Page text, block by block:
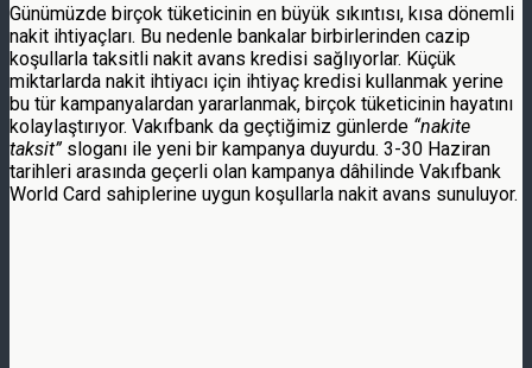
Günümüzde birçok tüketicinin en büyük sıkıntısı, kısa dönemli
nakit ihtiyaçları. Bu nedenle bankalar birbirlerinden cazip
koşullarla taksitli nakit avans kredisi sağlıyorlar. Küçük
miktarlarda nakit ihtiyacı için ihtiyaç kredisi kullanmak yerine
bu tür kampanyalardan yararlanmak, birçok tüketicinin hayatını
kolaylaştırıyor. Vakıfbank da geçtiğimiz günlerde “nakite
taksit” sloganı ile yeni bir kampanya duyurdu. 3-30 Haziran
tarihleri arasında geçerli olan kampanya dâhilinde Vakıfbank
World Card sahiplerine uygun koşullarla nakit avans sunuluyor.